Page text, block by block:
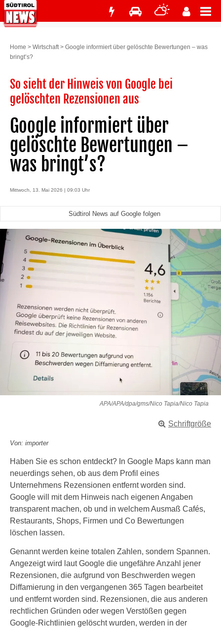
Home > Wirtschaft> Google informiert über gelöschte Bewertungen – was
bringt’s?
So sieht der Hinweis von Google bei
gelöschten Rezensionen aus
Google informiert über
gelöschte Bewertungen –
was bringt’s?
Mittwoch, 13. Mai 2026 | 09:03 Uhr
Südtirol News auf Google folgen
APA/APA/dpa/gms/Nico Tapia/Nico Tapia
Schriftgröße
Von: importer
Haben Sie es schon entdeckt? In Google Maps kann man
neuerdings sehen, ob aus dem Profil eines
Unternehmens Rezensionen entfernt worden sind.
Google will mit dem Hinweis nach eigenen Angaben
transparent machen, ob und in welchem Ausmaß Cafés,
Restaurants, Shops, Firmen und Co Bewertungen
löschen lassen.
Genannt werden keine totalen Zahlen, sondern Spannen.
Angezeigt wird laut Google die ungefähre Anzahl jener
Rezensionen, die aufgrund von Beschwerden wegen
Diffamierung in den vergangenen 365 Tagen bearbeitet
und entfernt worden sind. Rezensionen, die aus anderen
rechtlichen Gründen oder wegen Verstößen gegen
Google-Richtlinien gelöscht wurden, werden in der